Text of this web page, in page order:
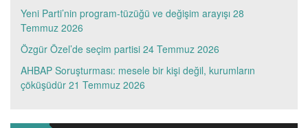
Yeni Parti’nin program-tüzüğü ve değişim arayışı 28
Temmuz 2026
Özgür Özel’de seçim partisi 24 Temmuz 2026
AHBAP Soruşturması: mesele bir kişi değil, kurumların
çöküşüdür 21 Temmuz 2026